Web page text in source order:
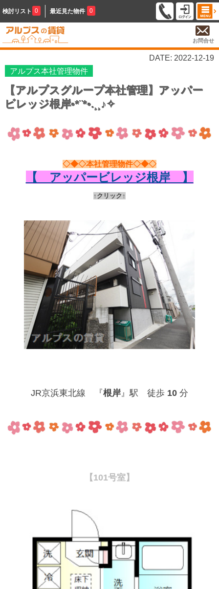
検討リスト 0 最近見た物件 0
お問合せ
DATE: 2022-12-19
アルプス本社管理物件
【アルプスグループ本社管理】アッパー
ビレッジ根岸•*¨*•.¸¸♪✧
◇◆◇本社管理物件◇◆◇
【 アッパービレッジ根岸 】
↑クリック↑
JR京浜東北線 『根岸 』駅 徒歩 10 分
【101号室】